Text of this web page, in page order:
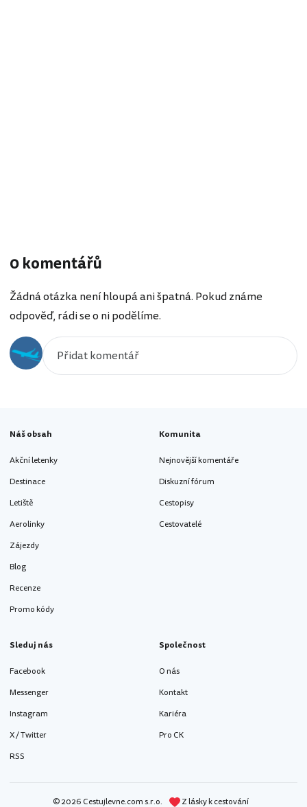
0 komentářů
Žádná otázka není hloupá ani špatná. Pokud známe
odpověď, rádi se o ni podělíme.
Náš obsah
Akční letenky
Destinace
Letiště
Aerolinky
Zájezdy
Blog
Recenze
Promo kódy
Komunita
Nejnovější komentáře
Diskuzní fórum
Cestopisy
Cestovatelé
Sleduj nás
Facebook
Messenger
Instagram
X / Twitter
RSS
Společnost
O nás
Kontakt
Kariéra
Pro CK
© 2026 Cestujlevne.com s.r.o. Z lásky k cestování